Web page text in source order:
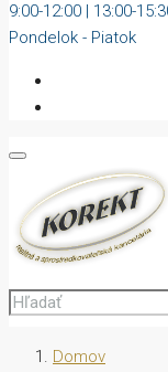
9:00-12:00 | 13:00-
Pondelok - Piatok
Domov